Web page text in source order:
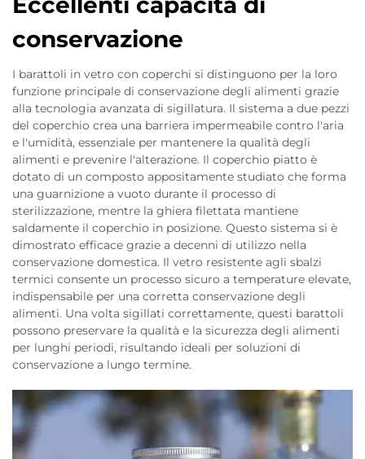
conservazione
I barattoli in vetro con coperchi si distinguono per la loro
funzione principale di conservazione degli alimenti grazie
alla tecnologia avanzata di sigillatura. Il sistema a due pezzi
del coperchio crea una barriera impermeabile contro l'aria
e l'umidità, essenziale per mantenere la qualità degli
alimenti e prevenire l'alterazione. Il coperchio piatto è
dotato di un composto appositamente studiato che forma
una guarnizione a vuoto durante il processo di
sterilizzazione, mentre la ghiera filettata mantiene
saldamente il coperchio in posizione. Questo sistema si è
dimostrato efficace grazie a decenni di utilizzo nella
conservazione domestica. Il vetro resistente agli sbalzi
termici consente un processo sicuro a temperature elevate,
indispensabile per una corretta conservazione degli
alimenti. Una volta sigillati correttamente, questi barattoli
possono preservare la qualità e la sicurezza degli alimenti
per lunghi periodi, risultando ideali per soluzioni di
conservazione a lungo termine.